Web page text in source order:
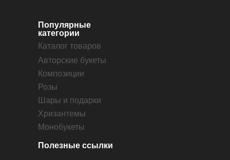
Авторские букеты
Композиции
Розы
Шары и подарки
Хризантемы
Монобукеты
Популярные
категории
Каталог товаров
Полезные ссылки